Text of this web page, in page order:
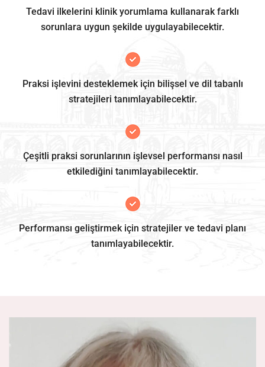
Tedavi ilkelerini klinik yorumlama kullanarak farklı
sorunlara uygun şekilde uygulayabilecektir.
Praksi işlevini desteklemek için bilişsel ve dil tabanlı
stratejileri tanımlayabilecektir.
Çeşitli praksi sorunlarının işlevsel performansı nasıl
etkilediğini tanımlayabilecektir.
Performansı geliştirmek için stratejiler ve tedavi planı
tanımlayabilecektir.